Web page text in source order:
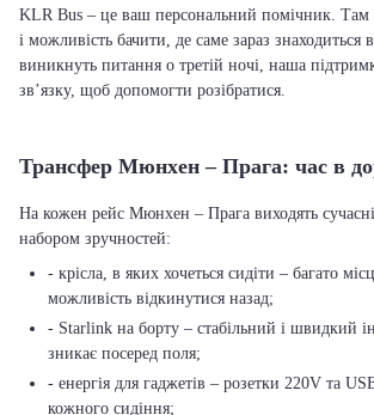
KLR Bus – це ваш персональний помічник. Там
і можливість бачити, де саме зараз
виникнуть питання о третій ночі, наша
зв’язку, щоб допомогти розібратися.
Трансфер Мюнхен – Прага: час в
На кожен рейс Мюнхен – Прага виходять
набором зручностей:
- крісла, в яких хочеться сидіти – багато
можливість відкинутися назад;
- Starlink на борту – стабільний і швидкий
зникає посеред поля;
- енергія для гаджетів – розетки 220V та
кожного сидіння;